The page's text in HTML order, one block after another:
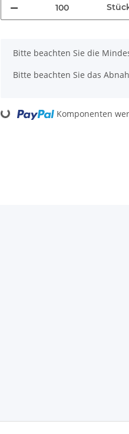
x
Bitte beachten Sie die
Bitte beachten Sie das
Loading... Komponenten